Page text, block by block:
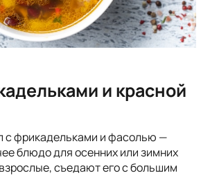
и красной
с фрикадельками и фасолью —
блюдо для осенних или зимних
съедают его с большим